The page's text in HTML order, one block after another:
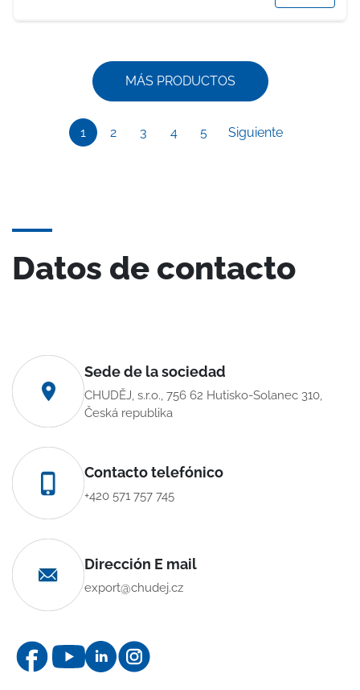
MÁS PRODUCTOS
1 2 3 4 5 Siguiente
Datos de contacto
Sede de la sociedad
CHUDĚJ, s.r.o., 756 62 Hutisko-Solanec 310,
Česká republika
Contacto telefónico
+420 571 757 745
Dirección E mail
export@chudej.cz